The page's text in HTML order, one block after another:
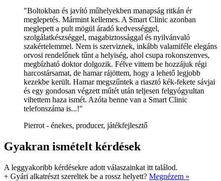
"Boltokban és javító műhelyekben manapság ritkán ér
meglepetés. Mármint kellemes. A Smart Clinic azonban
meglepett a pult mögül áradó kedvességgel,
szolgálatkészséggel, magabiztossággal és nyilvánvaló
szakértelemmel. Nem is szerviznek, inkább valamiféle elegáns
orvosi rendelőnek tűnt a helyiség, ahol csupa rokonszenves,
megbízható doktor dolgozik. Félve vittem be hozzájuk régi
harcostársamat, de hamar rájöttem, hogy a lehető legjobb
kezekbe került. Hamar megszűntek a riasztó kék-fekete sávjai
és egy gondosan végzett műtét után teljesen felgyógyultan
vihettem haza ismét. Azóta benne van a Smart Clinic
telefonszáma is...!"
Pierrot - énekes, producer, játékfejlesztő
Gyakran ismételt kérdések
A leggyakoribb kérdésekre adott válaszainkat itt találod.
+ Gyári alkatrészt szereltek be a rossz helyett? Megnézem »